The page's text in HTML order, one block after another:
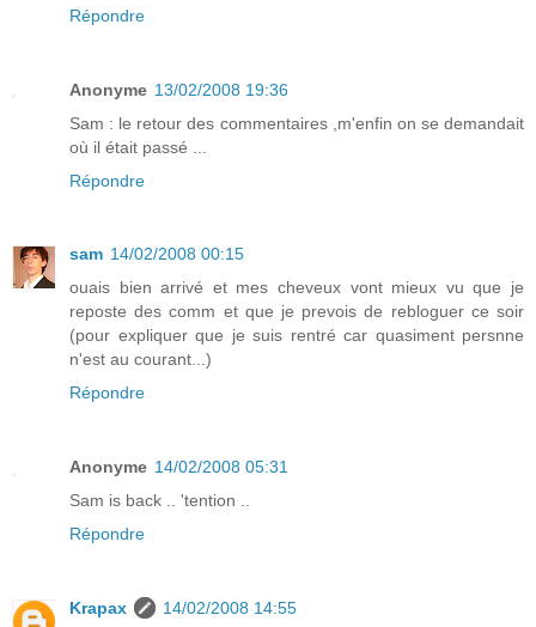
Répondre
Anonyme 13/02/2008 19:36
Sam : le retour des commentaires ,m'enfin on se demandait
où il était passé ...
Répondre
sam 14/02/2008 00:15
ouais bien arrivé et mes cheveux vont mieux vu que je
reposte des comm et que je prevois de rebloguer ce soir
(pour expliquer que je suis rentré car quasiment persnne
n'est au courant...)
Répondre
Anonyme 14/02/2008 05:31
Sam is back .. 'tention ..
Répondre
Krapax
14/02/2008 14:55